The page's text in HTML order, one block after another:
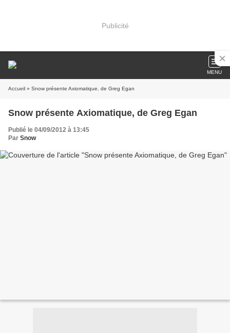
Publicité
MENU
Accueil » Snow présente Axiomatique, de Greg Egan
Snow présente Axiomatique, de Greg Egan
Publié le 04/09/2012 à 13:45
Par Snow